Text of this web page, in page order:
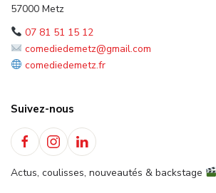
57000 Metz
07 81 51 15 12
comediedemetz@gmail.com
comediedemetz.fr
Suivez-nous
Actus, coulisses, nouveautés & backstage